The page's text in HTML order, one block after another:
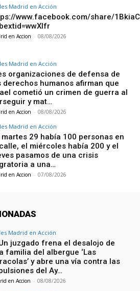
Madrid en Acción
www.facebook.com/share/
en Accion - 08/08/2026
Madrid en Acción
organizaciones de defensa de
derechos humanos afirman que
cometió un crimen de guerra al
y mat…
en Accion - 08/08/2026
Madrid en Acción
martes 29 había 100 personas en
el miércoles había 200 y el
pasamos de una crisis
a una…
en Accion - 07/08/2026
Madrid en Acción
juzgado frena el desalojo de
familia del albergue ‘Las
y abre una vía contra las
del Ay…
en Accion - 08/08/2026